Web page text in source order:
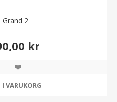
Grand 2
kr
I VARUKORG